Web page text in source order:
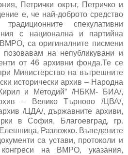
Петрички окръг, Петричко и
е, че най-доброто средство
спекулативни
с национална и партийна
са оригиналните писмени
позовавам на непубликувани и
от 46 архивни фонда.Те се
Министерство на вътрешните
исторически архив – Народна
и Методий” /НБКМ- БИА/,
– Велико Търново /ЦВА/,
/ЦДА/, държавните архиви,
в София, Благоевград, гр.
Разложко. Въведените
са устави, протоколи и
на ВМРО, указания,